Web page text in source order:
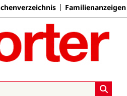
Familienanzeigen